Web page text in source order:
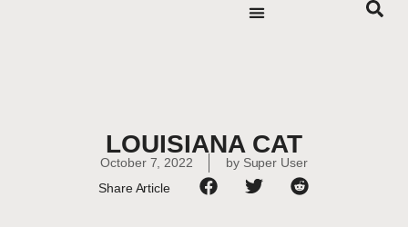
LOUISIANA CAT
October 7, 2022 bySuper User
Share Article